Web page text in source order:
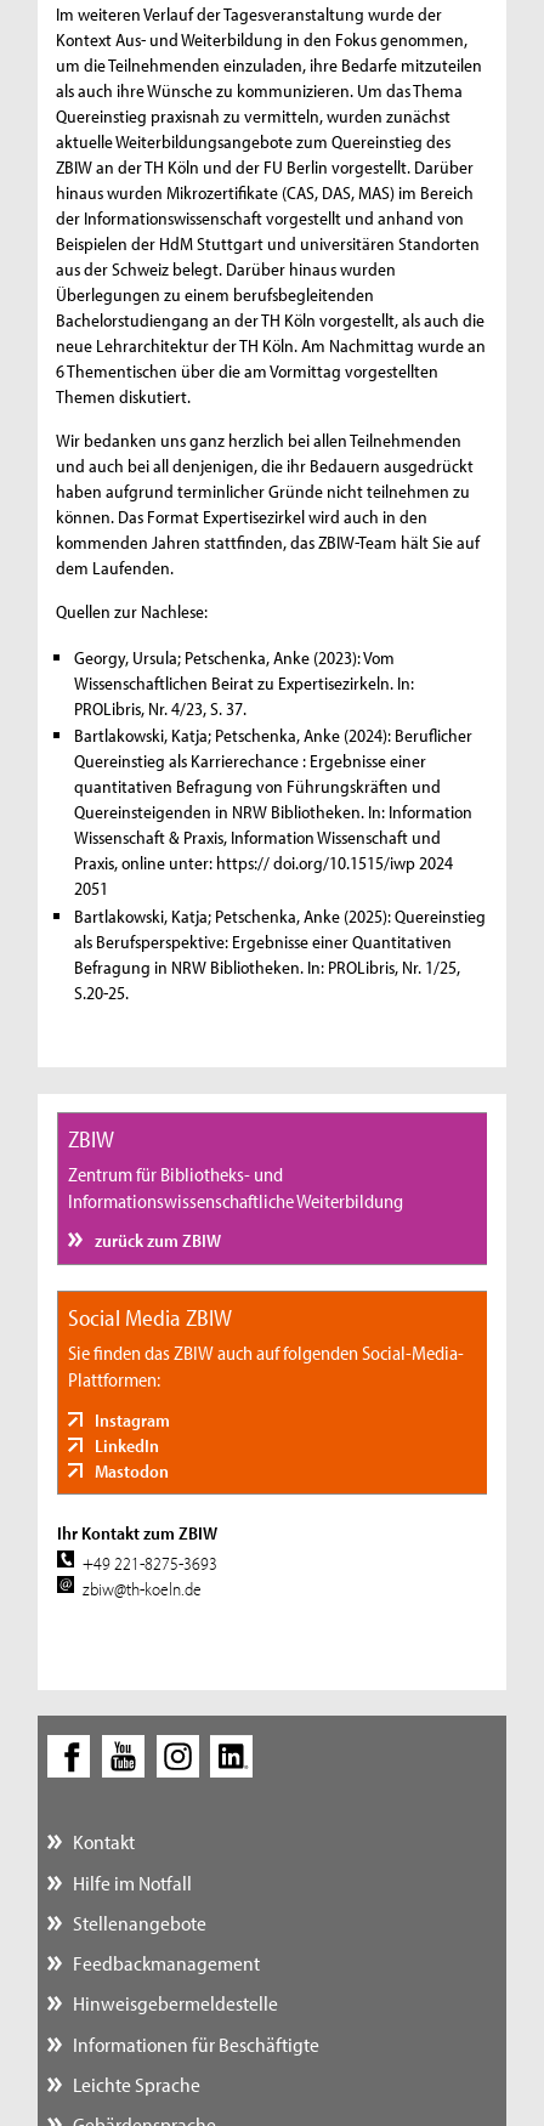
Im weiteren Verlauf der Tagesveranstaltung wurde der
Kontext Aus- und Weiterbildung in den Fokus genommen,
um die Teilnehmenden einzuladen, ihre Bedarfe mitzuteilen
als auch ihre Wünsche zu kommunizieren. Um das Thema
Quereinstieg praxisnah zu vermitteln, wurden zunächst
aktuelle Weiterbildungsangebote zum Quereinstieg des
ZBIW an der TH Köln und der FU Berlin vorgestellt. Darüber
hinaus wurden Mikrozertifikate (CAS, DAS, MAS) im Bereich
der Informationswissenschaft vorgestellt und anhand von
Beispielen der HdM Stuttgart und universitären Standorten
aus der Schweiz belegt. Darüber hinaus wurden
Überlegungen zu einem berufsbegleitenden
Bachelorstudiengang an der TH Köln vorgestellt, als auch die
neue Lehrarchitektur der TH Köln. Am Nachmittag wurde an
6 Thementischen über die am Vormittag vorgestellten
Themen diskutiert.
Wir bedanken uns ganz herzlich bei allen Teilnehmenden
und auch bei all denjenigen, die ihr Bedauern ausgedrückt
haben aufgrund terminlicher Gründe nicht teilnehmen zu
können. Das Format Expertisezirkel wird auch in den
kommenden Jahren stattfinden, das ZBIW-Team hält Sie auf
dem Laufenden.
Quellen zur Nachlese:
Georgy, Ursula; Petschenka, Anke (2023): Vom
Wissenschaftlichen Beirat zu Expertisezirkeln. In:
PROLibris, Nr. 4/23, S. 37.
Bartlakowski, Katja; Petschenka, Anke (2024): Beruflicher
Quereinstieg als Karrierechance : Ergebnisse einer
quantitativen Befragung von Führungskräften und
Quereinsteigenden in NRW Bibliotheken. In: Information
Wissenschaft & Praxis, Information Wissenschaft und
Praxis, online unter: https:// doi.org/10.1515/iwp 2024
2051
Bartlakowski, Katja; Petschenka, Anke (2025): Quereinstieg
als Berufsperspektive: Ergebnisse einer Quantitativen
Befragung in NRW Bibliotheken. In: PROLibris, Nr. 1/25,
S.20-25.
ZBIW
Zentrum für Bibliotheks- und
Informationswissenschaftliche Weiterbildung
zurück zum ZBIW
Social Media ZBIW
Sie finden das ZBIW auch auf folgenden Social-Media-
Plattformen:
Instagram
LinkedIn
Mastodon
Ihr Kontakt zum ZBIW
+49 221-8275-3693
zbiw@th-koeln.de
Kontakt
Hilfe im Notfall
Stellenangebote
Feedbackmanagement
Hinweisgebermeldestelle
Informationen für Beschäftigte
Leichte Sprache